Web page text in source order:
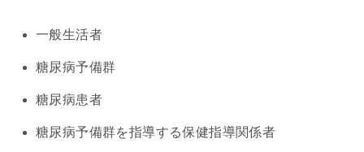
一般生活者
糖尿病予備群
糖尿病患者
糖尿病予備群を指導する保健指導関係者